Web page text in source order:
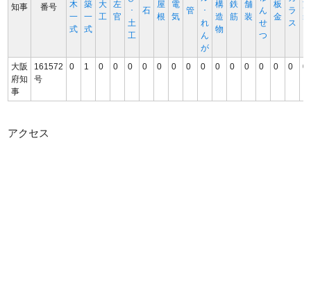
知事
番号
木
一
式
築
一
式
大
工
左
官
･
土
工
石
屋
根
電
気
管
･
れ
ん
が
構
造
物
鉄
筋
舗
装
ん
せ
つ
板
金
ラ
ス
塗
装
大阪
府知
事
161572
号
0 1 0 0 0 0 0 0 0 0 0 0 0 0 0 0 0
アクセス